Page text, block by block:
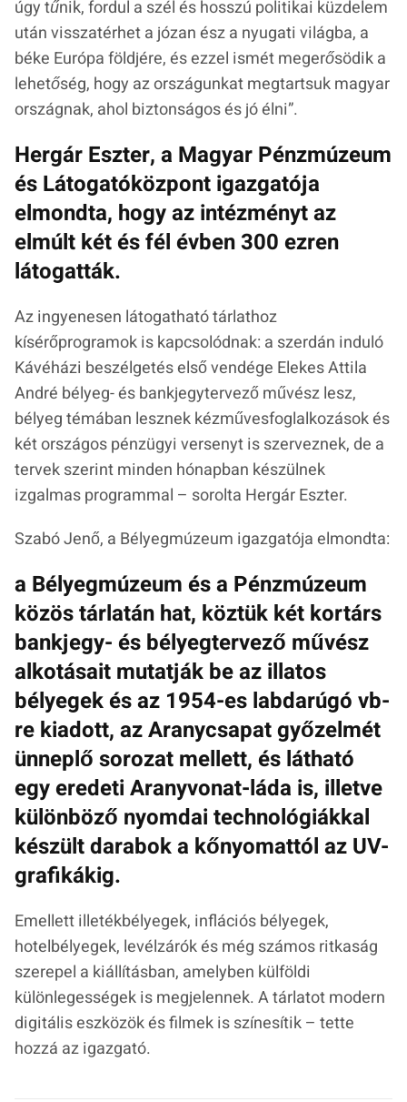
úgy tűnik, fordul a szél és hosszú politikai küzdelem
után visszatérhet a józan ész a nyugati világba, a
béke Európa földjére, és ezzel ismét megerősödik a
lehetőség, hogy az országunkat megtartsuk magyar
országnak, ahol biztonságos és jó élni”.
Hergár Eszter, a Magyar Pénzmúzeum
és Látogatóközpont igazgatója
elmondta, hogy az intézményt az
elmúlt két és fél évben 300 ezren
látogatták.
Az ingyenesen látogatható tárlathoz
kísérőprogramok is kapcsolódnak: a szerdán induló
Kávéházi beszélgetés első vendége Elekes Attila
André bélyeg- és bankjegytervező művész lesz,
bélyeg témában lesznek kézművesfoglalkozások és
két országos pénzügyi versenyt is szerveznek, de a
tervek szerint minden hónapban készülnek
izgalmas programmal – sorolta Hergár Eszter.
Szabó Jenő, a Bélyegmúzeum igazgatója elmondta:
a Bélyegmúzeum és a Pénzmúzeum
közös tárlatán hat, köztük két kortárs
bankjegy- és bélyegtervező művész
alkotásait mutatják be az illatos
bélyegek és az 1954-es labdarúgó vb-
re kiadott, az Aranycsapat győzelmét
ünneplő sorozat mellett, és látható
egy eredeti Aranyvonat-láda is, illetve
különböző nyomdai technológiákkal
készült darabok a kőnyomattól az UV-
grafikákig.
Emellett illetékbélyegek, inflációs bélyegek,
hotelbélyegek, levélzárók és még számos ritkaság
szerepel a kiállításban, amelyben külföldi
különlegességek is megjelennek. A tárlatot modern
digitális eszközök és filmek is színesítik – tette
hozzá az igazgató.